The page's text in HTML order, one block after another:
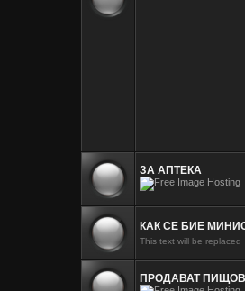
ЗА АПТЕКА
КАК СЕ БИЕ
This text will be replaced
ПРОДАВАТ